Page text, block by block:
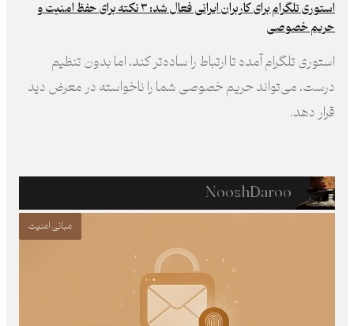
استوری تلگرام برای کاربران ایرانی فعال شد: ۳ نکته برای حفظ امنیت و
حریم خصوصی
استوری تلگرام آمده تا ارتباط را ساده‌تر کند، اما بدون تنظیم
درست، می‌تواند حریم خصوصی شما را ناخواسته در معرض دید
قرار دهد.
NooshDaroo
مبانی امنیت